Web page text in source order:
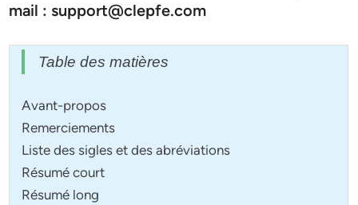
mail : support@clepfe.com
Table des matières
Avant-propos
Remerciements
Liste des sigles et des abréviations
Résumé court
Résumé long